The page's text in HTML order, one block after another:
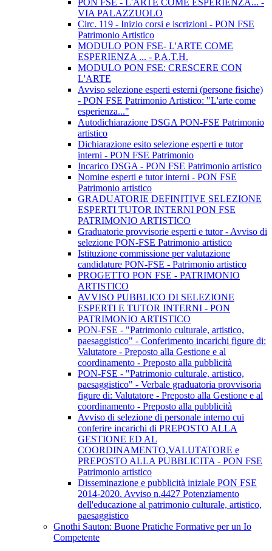
PON FSE - L'ARTE COME ESPERIENZA... -
VIA PALAZZUOLO
Circ. 119 - Inizio corsi e iscrizioni - PON FSE
Patrimonio Artistico
MODULO PON FSE- L'ARTE COME
ESPERIENZA ... - P.A.T.H.
MODULO PON FSE: CRESCERE CON
L'ARTE
Avviso selezione esperti esterni (persone fisiche)
- PON FSE Patrimonio Artistico: "L'arte come
esperienza..."
Autodichiarazione DSGA PON-FSE Patrimonio
artistico
Dichiarazione esito selezione esperti e tutor
interni - PON FSE Patrimonio
Incarico DSGA - PON FSE Patrimonio artistico
Nomine esperti e tutor interni - PON FSE
Patrimonio artistico
GRADUATORIE DEFINITIVE SELEZIONE
ESPERTI TUTOR INTERNI PON FSE
PATRIMONIO ARTISTICO
Graduatorie provvisorie esperti e tutor - Avviso di
selezione PON-FSE Patrimonio artistico
Istituzione commissione per valutazione
candidature PON-FSE - Patrimonio artistico
PROGETTO PON FSE - PATRIMONIO
ARTISTICO
AVVISO PUBBLICO DI SELEZIONE
ESPERTI E TUTOR INTERNI - PON
PATRIMONIO ARTISTICO
PON-FSE - "Patrimonio culturale, artistico,
paesaggistico" - Conferimento incarichi figure di:
Valutatore - Preposto alla Gestione e al
coordinamento - Preposto alla pubblicità
PON-FSE - "Patrimonio culturale, artistico,
paesaggistico" - Verbale graduatoria provvisoria
figure di: Valutatore - Preposto alla Gestione e al
coordinamento - Preposto alla pubblicità
Avviso di selezione di personale interno cui
conferire incarichi di PREPOSTO ALLA
GESTIONE ED AL
COORDINAMENTO,VALUTATORE e
PREPOSTO ALLA PUBBLICITA - PON FSE
Patrimonio artistico
Disseminazione e pubblicità iniziale PON FSE
2014-2020. Avviso n.4427 Potenziamento
dell'educazione al patrimonio culturale, artistico,
paesaggistico
Gnothi Sauton: Buone Pratiche Formative per un Io
Competente